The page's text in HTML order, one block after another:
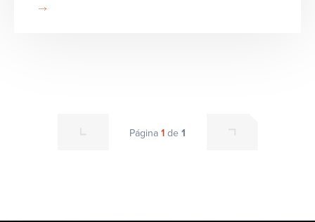
Página 1de 1